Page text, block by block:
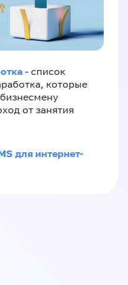
- список
которые
от занятия
для интернет-